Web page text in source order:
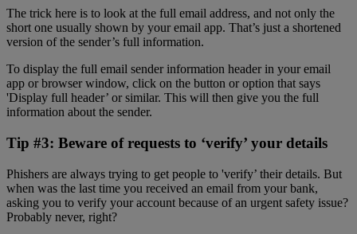
The trick here is to look at the full email address, and not only the
short one usually shown by your email app. That’s just a shortened
version of the sender’s full information.
To display the full email sender information header in your email
app or browser window, click on the button or option that says
'Display full header’ or similar. This will then give you the full
information about the sender.
Tip #3: Beware of requests to ‘verify’ your details
Phishers are always trying to get people to 'verify’ their details. But
when was the last time you received an email from your bank,
asking you to verify your account because of an urgent safety issue?
Probably never, right?